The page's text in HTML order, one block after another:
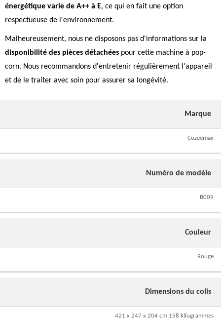
énergétique varie de A++ à E, ce qui en fait une option
respectueuse de l'environnement.
Malheureusement, nous ne disposons pas d'informations sur la
disponibilité des pièces détachées pour cette machine à pop-
corn. Nous recommandons d'entretenir régulièrement l'appareil
et de le traiter avec soin pour assurer sa longévité.
Marque
Cozeemax
Numéro de modèle
B009
Couleur
Rouge
Dimensions du colis
421 x 247 x 204 cm 158 kilogrammes